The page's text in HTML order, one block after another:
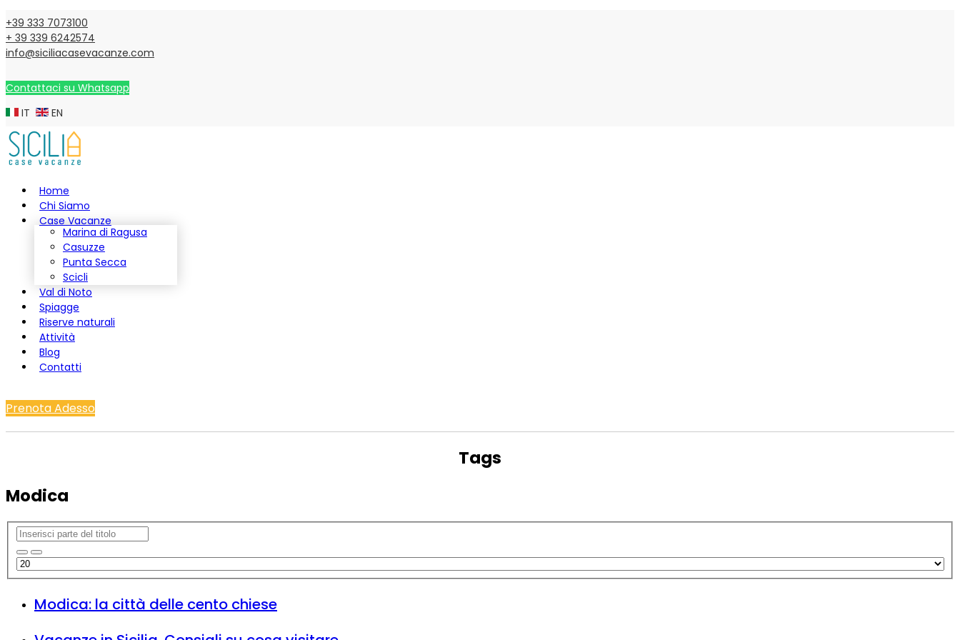
+39 333 7073100
+ 39 339 6242574
info@siciliacasevacanze.com
Contattaci su Whatsapp
IT
EN
Home
Chi Siamo
Case Vacanze
Marina di Ragusa
Casuzze
Punta Secca
Scicli
Val di Noto
Spiagge
Riserve naturali
Attività
Blog
Contatti
Prenota Adesso
Tags
Modica
Modica: la città delle cento chiese